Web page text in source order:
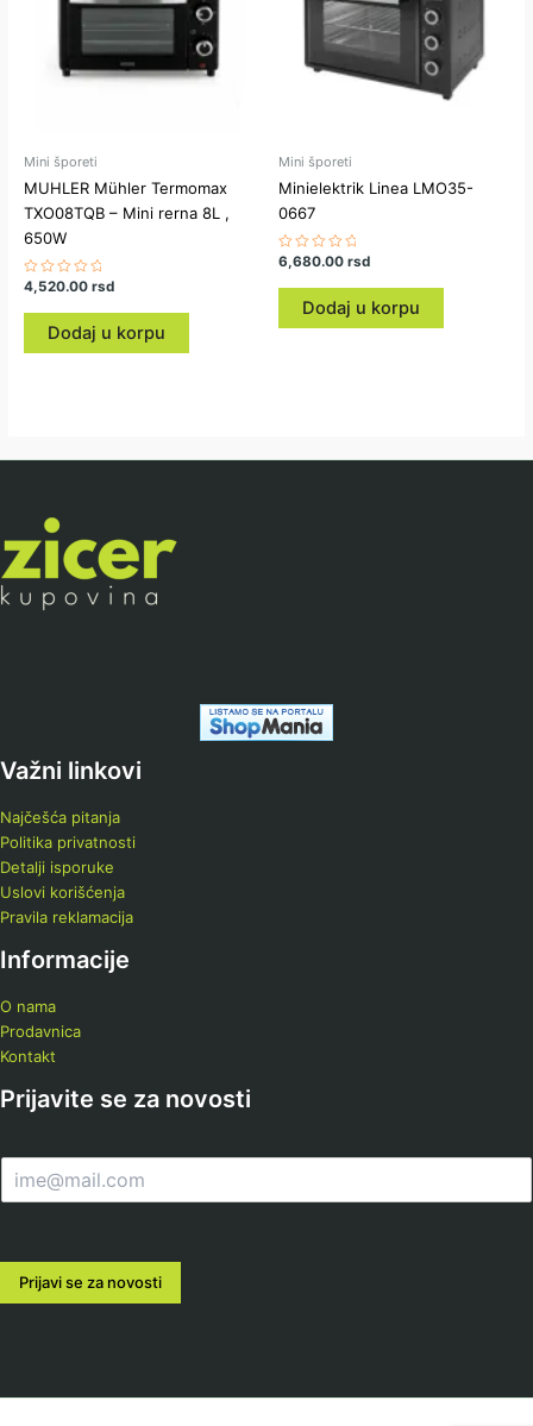
Mini šporeti
MUHLER Mühler Termomax
TXO08TQB – Mini rerna 8L ,
650W
Ocenjeno
0
4,520.00rsd
Dodaj u korpu
Mini šporeti
Minielektrik Linea LMO35-
0667
Ocenjeno
0
6,680.00 rsd
Dodaj u korpu
Važni linkovi
Najčešća pitanja
Politika privatnosti
Detalji isporuke
Uslovi korišćenja
Pravila reklamacija
Informacije
O nama
Prodavnica
Kontakt
Prijavite se za novosti
m
l
Prijavi se za novosti